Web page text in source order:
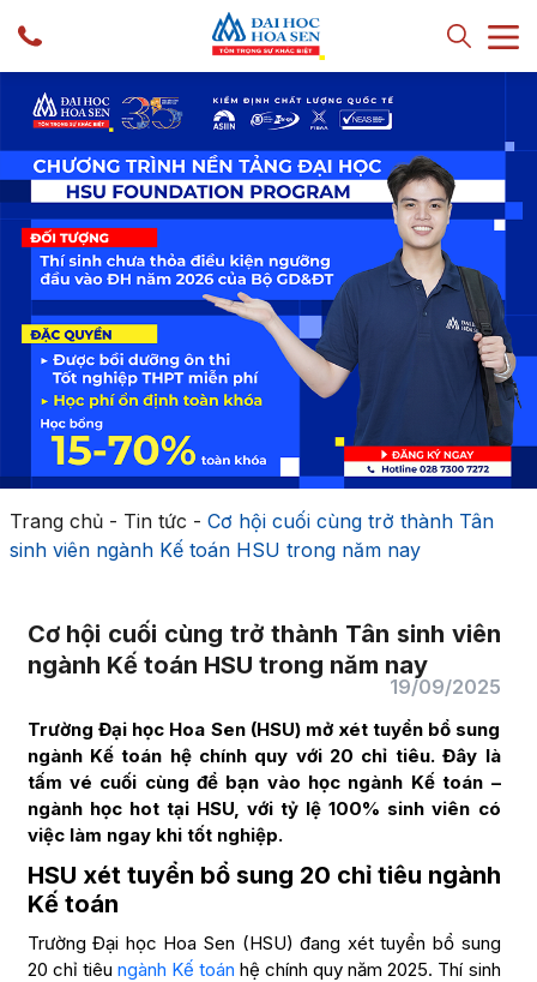
Trang chủ- Tin tức - Cơ hội cuối cùng trở thành Tân
sinh viên ngành Kế toán HSU trong năm nay
Cơ hội cuối cùng trở thành Tân sinh viên
ngành Kế toán HSU trong năm nay
19/09/2025
Trường Đại học Hoa Sen (HSU) mở xét tuyển bổ sung
ngành Kế toán hệ chính quy với 20 chỉ tiêu. Đây là
tấm vé cuối cùng để bạn vào học ngành Kế toán –
ngành học hot tại HSU, với tỷ lệ 100% sinh viên có
việc làm ngay khi tốt nghiệp.
HSU xét tuyển bổ sung 20 chỉ tiêu ngành
Kế toán
Trường Đại học Hoa Sen (HSU) đang xét tuyển bổ sung
20 chỉ tiêu ngành Kế toán hệ chính quy năm 2025. Thí sinh